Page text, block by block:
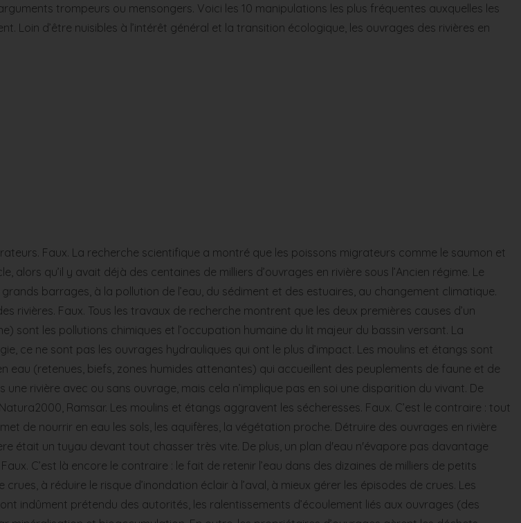
trompeurs ou mensongers. Voici les 10 manipulations les plus fréquentes auxquelles les
d’être nuisibles à l’intérêt général et la transition écologique, les ouvrages des rivières en
Faux. La recherche scientifique a montré que les poissons migrateurs comme le saumon et
qu’il y avait déjà des centaines de milliers d’ouvrages en rivière sous l’Ancien régime. Le
barrages, à la pollution de l’eau, du sédiment et des estuaires, au changement climatique.
Faux. Tous les travaux de recherche montrent que les deux premières causes d’un
sont les pollutions chimiques et l’occupation humaine du lit majeur du bassin versant. La
ce ne sont pas les ouvrages hydrauliques qui ont le plus d’impact. Les moulins et étangs sont
eau (retenues, biefs, zones humides attenantes) qui accueillent des peuplements de faune et de
rivière avec ou sans ouvrage, mais cela n’implique pas en soi une disparition du vivant. De
Ramsar. Les moulins et étangs aggravent les sécheresses. Faux. C’est le contraire : tout
de nourrir en eau les sols, les aquifères, la végétation proche. Détruire des ouvrages en rivière
était un tuyau devant tout chasser très vite. De plus, un plan d'eau n'évapore pas davantage
C’est là encore le contraire : le fait de retenir l’eau dans des dizaines de milliers de petits
à réduire le risque d’inondation éclair à l’aval, à mieux gérer les épisodes de crues. Les
indûment prétendu des autorités, les ralentissements d’écoulement liés aux ouvrages (des